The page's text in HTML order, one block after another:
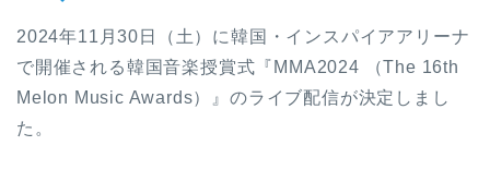
2024年11月30日（土）に韓国・インスパイアアリーナ
で開催される韓国音楽授賞式『MMA2024 （The 16th
Melon Music Awards）』のライブ配信が決定しまし
た。